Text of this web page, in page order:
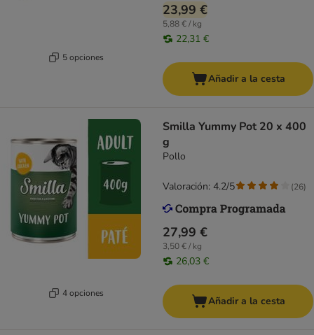
5 opciones
23,99 €
5,88 € / kg
22,31 €
Añadir a la cesta
4 opciones
Smilla Yummy Pot 20 x 400
g
Pollo
27,99 €
3,50 € / kg
26,03 €
Valoración: 4.2/5 (26)
Añadir a la cesta